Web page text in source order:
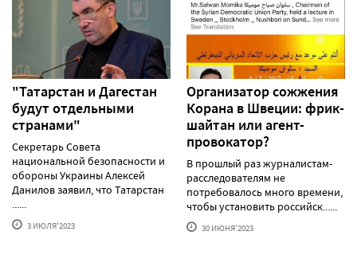
"Татарстан и Дагестан
будут отдельными
странами"
Секретарь Совета
национальной безопасности и
обороны Украины Алексей
Данилов заявил, что Татарстан
......
3 ИЮЛЯ'2023
Организатор сожжения
Корана в Швеции: фрик-
шайтан или агент-
провокатор?
В прошлый раз журналистам-
расследователям не
потребовалось много времени,
чтобы установить российск......
30 ИЮНЯ'2023